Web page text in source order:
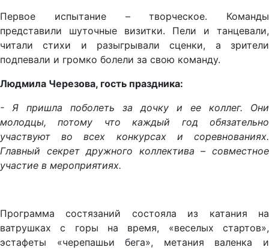
Первое испытание – творческое. Команды
представили шуточные визитки. Пели и танцевали,
читали стихи и разыгрывали сценки, а зрители
подпевали и громко болели за свою команду.
Людмила Черезова, гость праздника:
- Я пришла поболеть за дочку и ее коллег. Они
молодцы, потому что каждый год обязательно
участвуют во всех конкурсах и соревнованиях.
Главный секрет дружного коллектива – совместное
участие в мероприятиях.
Программа состязаний состояла из катания на
ватрушках с горы на время, «веселых стартов»,
эстафеты «черепашьи бега», метания валенка и